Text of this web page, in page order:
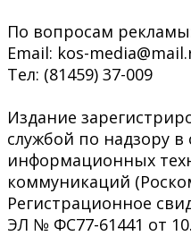
По вопросам
Email: kos-
Тел: (81459) 37-009
Издание
службой по надзору в
информационных
коммуникаций
Регистрационное
ЭЛ № ФС77-61441 от